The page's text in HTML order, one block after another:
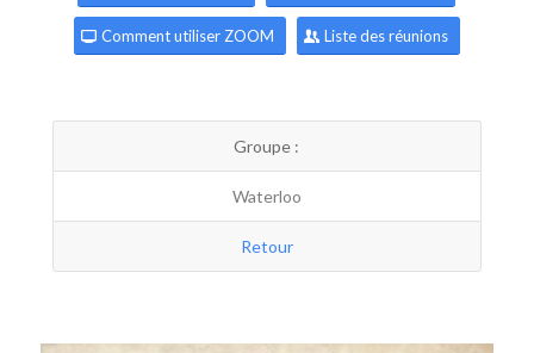
Comment utiliser ZOOM Liste des réunions
Groupe :
Waterloo
Retour